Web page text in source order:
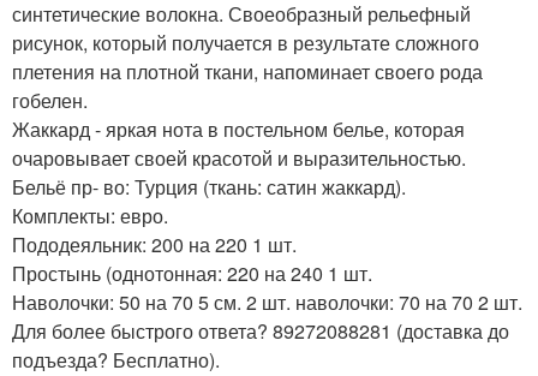
синтетические волокна. Своеобразный рельефный
рисунок, который получается в результате сложного
плетения на плотной ткани, напоминает своего рода
гобелен.
Жаккард - яркая нота в постельном белье, которая
очаровывает своей красотой и выразительностью.
Бельё пр- во: Турция (ткань: сатин жаккард).
Комплекты: евро.
Пододеяльник: 200 на 220 1 шт.
Простынь (однотонная: 220 на 240 1 шт.
Наволочки: 50 на 70 5 см. 2 шт. наволочки: 70 на 70 2 шт.
Для более быстрого ответа? 89272088281 (доставка до
подъезда? Бесплатно).